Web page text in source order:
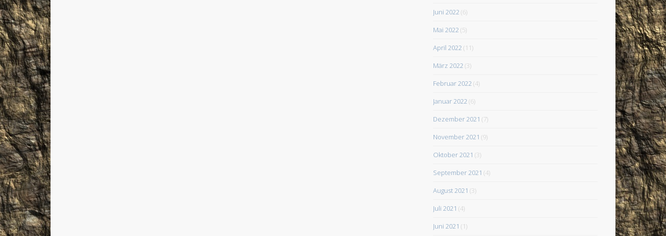
Juni 2022 (6)
Mai 2022 (5)
April 2022 (11)
März 2022 (3)
Februar 2022 (4)
Januar 2022 (6)
Dezember 2021 (7)
November 2021 (9)
Oktober 2021 (3)
September 2021 (4)
August 2021 (3)
Juli 2021 (4)
Juni 2021 (1)